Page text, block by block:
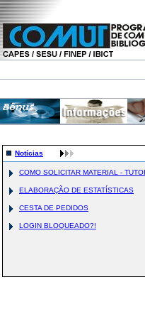
Notícias
COMO SOLICITAR MATERIAL -
ELABORAÇÃO DE ESTATÍSTICAS
CESTA DE PEDIDOS
LOGIN BLOQUEADO?!